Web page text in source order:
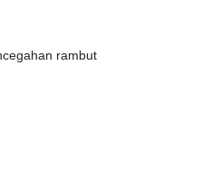
rambut